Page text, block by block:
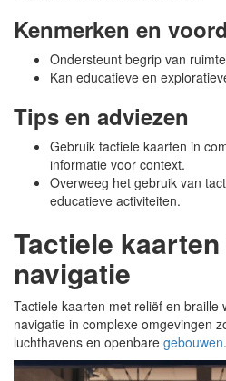
Kenmerken en
Ondersteunt begrip van
Kan educatieve en
Tips en adviezen
Gebruik tactiele kaarten in
informatie voor context.
Overweeg het gebruik van
educatieve activiteiten.
Tactiele
navigatie
Tactiele kaarten met reliëf en braille
navigatie in complexe omgevingen
luchthavens en openbare gebouwen.